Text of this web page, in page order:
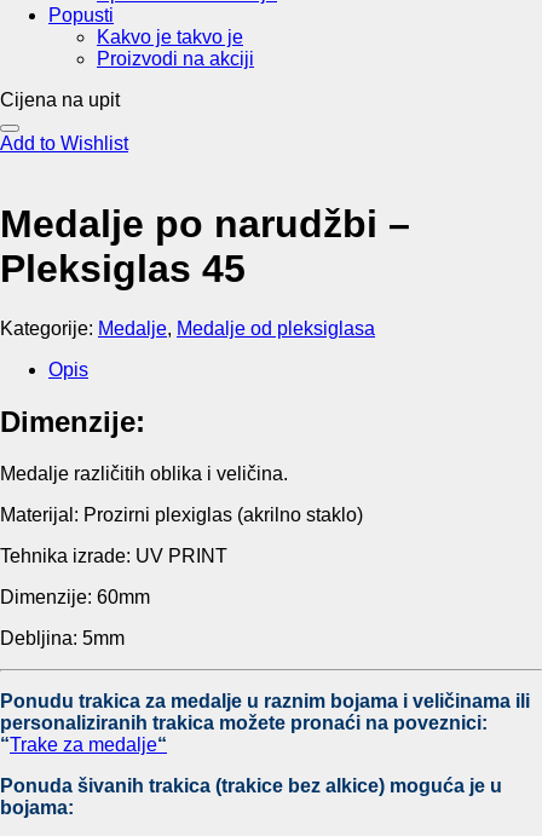
Popusti
Kakvo je takvo je
Proizvodi na akciji
Cijena na upit
Add to Wishlist
Medalje po narudžbi –
Pleksiglas 45
Kategorije: Medalje, Medalje od pleksiglasa
Opis
Dimenzije:
Medalje različitih oblika i veličina.
Materijal: Prozirni plexiglas (akrilno staklo)
Tehnika izrade: UV PRINT
Dimenzije: 60mm
Debljina: 5mm
Ponudu trakica za medalje u raznim bojama i veličinama ili
personaliziranih trakica možete pronaći na poveznici:
“Trake za medalje“
Ponuda šivanih trakica (trakice bez alkice) moguća je u
bojama: